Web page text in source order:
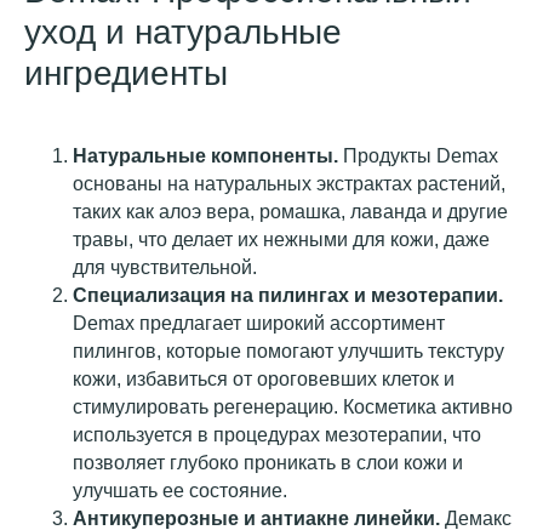
уход и натуральные
ингредиенты
Натуральные компоненты. Продукты Demax
основаны на натуральных экстрактах растений,
таких как алоэ вера, ромашка, лаванда и другие
травы, что делает их нежными для кожи, даже
для чувствительной.
Специализация на пилингах и мезотерапии.
Demax предлагает широкий ассортимент
пилингов, которые помогают улучшить текстуру
кожи, избавиться от ороговевших клеток и
стимулировать регенерацию. Косметика активно
используется в процедурах мезотерапии, что
позволяет глубоко проникать в слои кожи и
улучшать ее состояние.
Антикуперозные и антиакне линейки. Демакс